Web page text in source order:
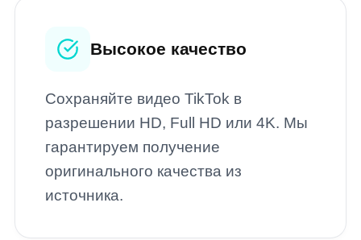
Высокое качество
Сохраняйте видео TikTok в
разрешении HD, Full HD или 4K. Мы
гарантируем получение
оригинального качества из
источника.